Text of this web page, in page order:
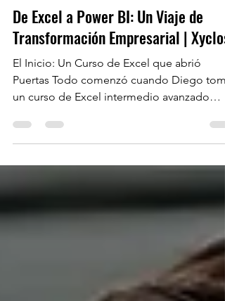
21 ago 2024
7 min de lectura
De Excel a Power BI: Un Viaje de
Transformación Empresarial | Xyclos
El Inicio: Un Curso de Excel que abrió
Puertas Todo comenzó cuando Diego
un curso de Excel intermedio avanzado